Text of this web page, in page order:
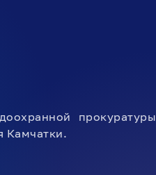
прокуратуры
Камчатки.